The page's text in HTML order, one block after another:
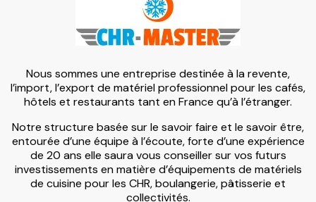
Nous sommes une entreprise destinée à la revente,
l’import, l’export de matériel professionnel pour les cafés,
hôtels et restaurants tant en France qu’à l’étranger.
Notre structure basée sur le savoir faire et le savoir être,
entourée d’une équipe à l’écoute, forte d’une expérience
de 20 ans elle saura vous conseiller sur vos futurs
investissements en matière d’équipements de matériels
de cuisine pour les CHR, boulangerie, pâtisserie et
collectivités.